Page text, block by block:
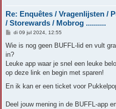
Re: Enquêtes / Vragenlijsten /
/ Storewards / Mobrog ..........
B
r
c
h
di 09 jul 2024, 12:55
Wie is nog geen BUFFL-lid en vult
in?
Leuke app waar je snel een leuke
op deze link en begin met sparen!
En ik kan er een ticket voor
Deel jouw mening in de BUFFL-app